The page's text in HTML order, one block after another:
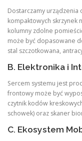
Dostarczamy
kompaktowych skrzynek
kolumny zdolne
może być dopasowane
stal szczotkowana,
B. Elektronika i
Sercem systemu jest
frontowy może być
czytnik kodów
schowek) oraz skaner
C. Ekosystem